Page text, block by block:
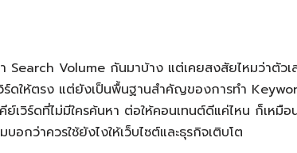
Search Volume กันมาบ้าง แต่เคยสงสัยไหมว่าตั
วิร์ดให้ตรง แต่ยังเป็นพื้นฐานสำคัญของการทำ
ย์เวิร์ดที่ไม่มีใครค้นหา ต่อให้คอนเทนต์ดีแค่ไหน ก็เห
กว่าควรใช้ยังไงให้เว็บไซต์และธุรกิจเติบโต